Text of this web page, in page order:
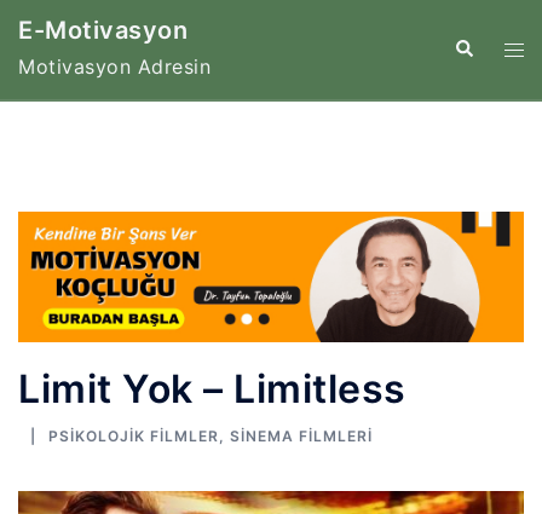
İçeriğe
E-Motivasyon
Motivasyon Adresin
Search
Limit Yok – Limitless
PSIKOLOJIK FILMLER SINEMA FILMLERI